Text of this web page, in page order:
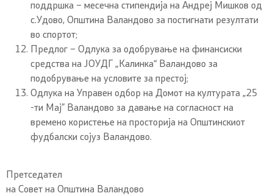
поддршка – месечна стипендија на Андреј Мишков од
с.Удово, Општина Валандово за постигнати резултати
во спортот;
Предлог – Одлука зa одобрување на финансиски
средства на ЈОУДГ „Калинка“ Валандово за
подобрување на условите за престој;
Одлука на Управен одбор на Домот на културата „25
-ти Мај” Валандово за давање на согласност на
времено користење на просторија на Општинскиот
фудбалски сојуз Валандово.
Претседател
на Совет на Општина Валандово